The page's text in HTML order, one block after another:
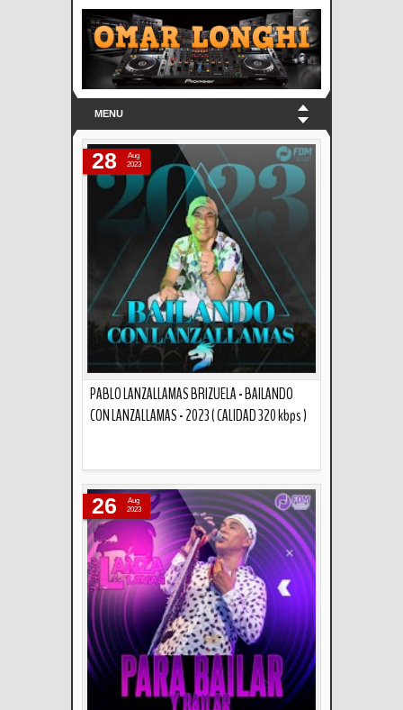
MENU
PABLO LANZALLAMAS BRIZUELA - BAILANDO
CON LANZALLAMAS - 2023 ( CALIDAD 320 kbps )
28
Aug
2023
26
Aug
2023